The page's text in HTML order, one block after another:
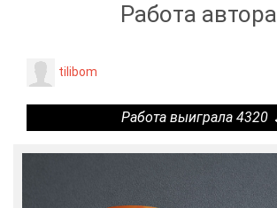
Работа автора
tilibom
Работа выиграла 4320